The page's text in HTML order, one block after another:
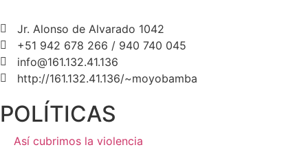
Jr. Alonso de Alvarado 1042
+51 942 678 266 / 940 740 045
info@161.132.41.136
http://161.132.41.136/~moyobamba
POLÍTICAS
Así cubrimos la violencia